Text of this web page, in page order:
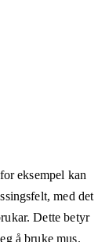
eksempel kan
med det
Dette betyr
å bruke mus.